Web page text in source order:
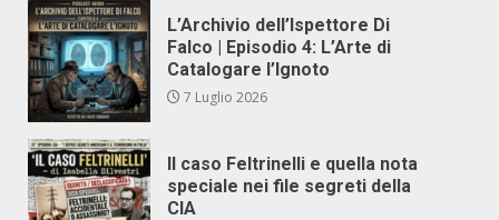
L’Archivio dell’Ispettore Di
Falco | Episodio 4: L’Arte di
Catalogare l’Ignoto
7 Luglio 2026
Il caso Feltrinelli e quella nota
speciale nei file segreti della
CIA